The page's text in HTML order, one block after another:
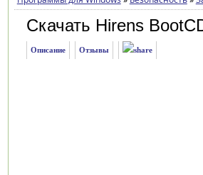
Скачать Hirens
Описание Отзывы